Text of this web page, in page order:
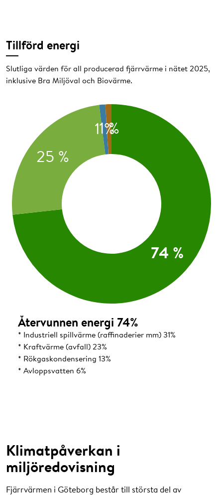
Mera information om miljövärdering av fjärrvärme och
hosEnergiföretagen (energiforetagen.se).
Tillförd energi
Slutliga värden för all producerad fjärrvärme i nätet 2025,
inklusive Bra Miljöval och Biovärme.
Återvunnen energi 74%
* Industriell spillvärme (raffinaderier mm) 31%
* Kraftvärme (avfall) 23%
* Rökgaskondensering 13%
* Avloppsvatten 6%
Klimatpåverkan i
miljöredovisning
Fjärrvärmen i Göteborg består till största del av